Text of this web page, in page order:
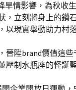
旱情影響，為秋收
，立刻將身上的鑽
以現實舉動助力村
晉陞brand價值這
壓制水瓶座的怪誕